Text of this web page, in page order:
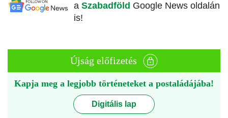
a Szabadföld Google News oldalán
is!
Újság előfizetés
Kapja meg a legjobb történeteket a postaládájába!
Digitális lap